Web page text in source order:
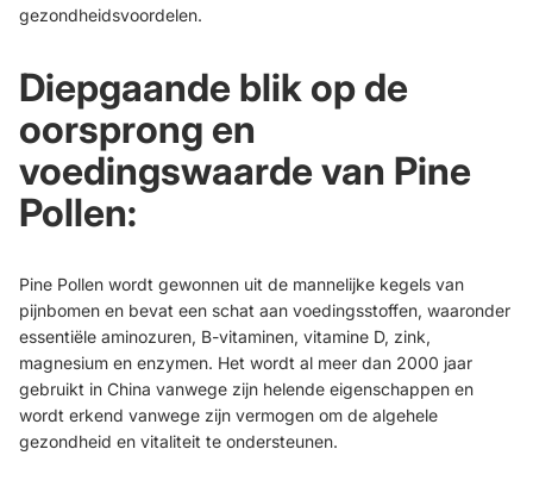
gezondheidsvoordelen.
Diepgaande blik op de
oorsprong en
voedingswaarde van Pine
Pollen:
Pine Pollen wordt gewonnen uit de mannelijke kegels van
pijnbomen en bevat een schat aan voedingsstoffen, waaronder
essentiële aminozuren, B-vitaminen, vitamine D, zink,
magnesium en enzymen. Het wordt al meer dan 2000 jaar
gebruikt in China vanwege zijn helende eigenschappen en
wordt erkend vanwege zijn vermogen om de algehele
gezondheid en vitaliteit te ondersteunen.